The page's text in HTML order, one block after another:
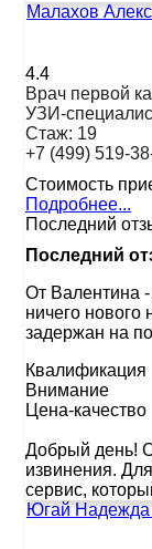
Малахов
4.4
Врач первой
УЗИ-
Стаж: 19
+7 (499) 519-
Стоимость
Подробнее...
Последний
Последний
От Валентина -
ничего нового
задержан на
Квалификация
Внимание
Цена-качество
Добрый день!
извинения.
сервис,
Югай Надежда